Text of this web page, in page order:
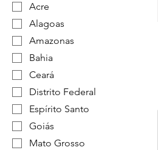
Acre
Alagoas
Amazonas
Bahia
Ceará
Distrito Federal
Espírito Santo
Goiás
Mato Grosso